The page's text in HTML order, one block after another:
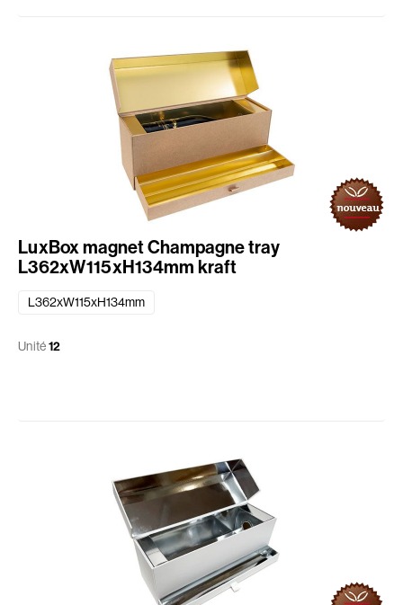
LuxBox magnet Champagne tray
L362xW115xH134mm kraft
L362xW115xH134mm
Unité12